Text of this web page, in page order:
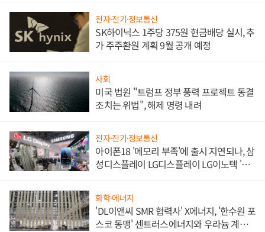
전자·전기·정보통신
SK하이닉스 1주당 375원 현금배당 실시, 추
가 주주환원 계획 9월 공개 예정
사회
미국 법원 "트럼프 정부 풍력 프로젝트 동결
조치는 위법", 해제 명령 내려
전자·전기·정보통신
아이폰18 '메모리 부족'에 출시 지연되나, 삼
성디스플레이 LG디스플레이 LG이노텍 '탈
화학·에너지
'DL이앤씨 SMR 협력사' X에너지, '한수원 포
스코 동맹' 센트러스에너지와 우라늄 계약